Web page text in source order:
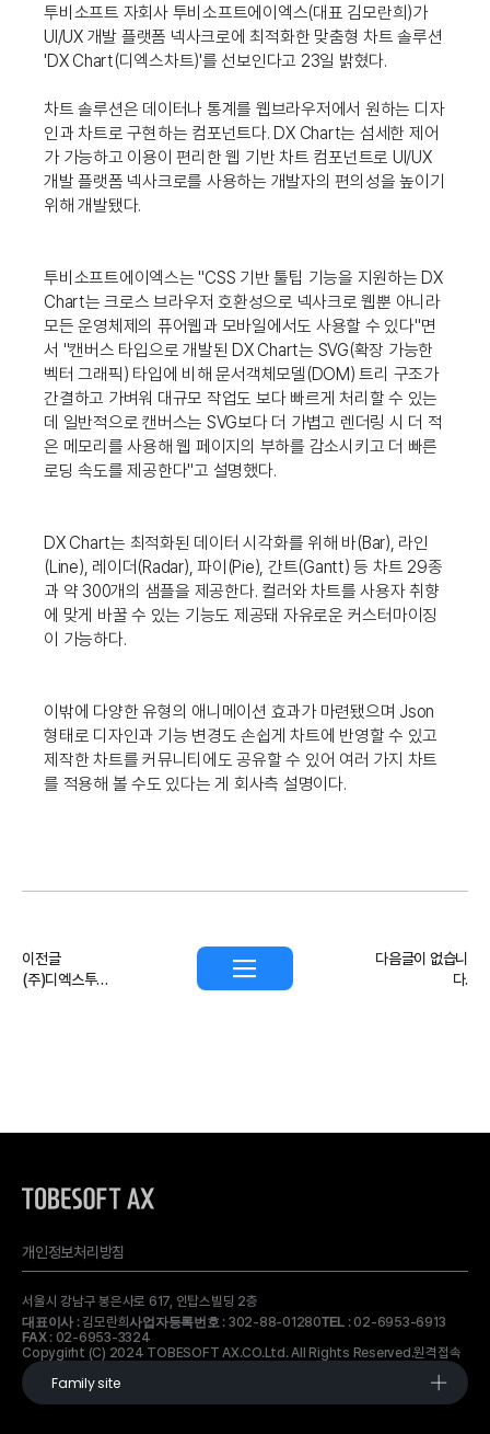
투비소프트 자회사 투비소프트에이엑스(대표 김모란희)가
UI/UX 개발 플랫폼 넥사크로에 최적화한 맞춤형 차트 솔루션
'DX Chart(디엑스차트)'를 선보인다고 23일 밝혔다.
차트 솔루션은 데이터나 통계를 웹브라우저에서 원하는 디자
인과 차트로 구현하는 컴포넌트다. DX Chart는 섬세한 제어
가 가능하고 이용이 편리한 웹 기반 차트 컴포넌트로 UI/UX
개발 플랫폼 넥사크로를 사용하는 개발자의 편의성을 높이기
위해 개발됐다.
투비소프트에이엑스는 "CSS 기반 툴팁 기능을 지원하는 DX
Chart는 크로스 브라우저 호환성으로 넥사크로 웹뿐 아니라
모든 운영체제의 퓨어웹과 모바일에서도 사용할 수 있다"면
서 "캔버스 타입으로 개발된 DX Chart는 SVG(확장 가능한
벡터 그래픽) 타입에 비해 문서객체모델(DOM) 트리 구조가
간결하고 가벼워 대규모 작업도 보다 빠르게 처리할 수 있는
데 일반적으로 캔버스는 SVG보다 더 가볍고 렌더링 시 더 적
은 메모리를 사용해 웹 페이지의 부하를 감소시키고 더 빠른
로딩 속도를 제공한다"고 설명했다.
DX Chart는 최적화된 데이터 시각화를 위해 바(Bar), 라인
(Line), 레이더(Radar), 파이(Pie), 간트(Gantt) 등 차트 29종
과 약 300개의 샘플을 제공한다. 컬러와 차트를 사용자 취향
에 맞게 바꿀 수 있는 기능도 제공돼 자유로운 커스터마이징
이 가능하다.
이밖에 다양한 유형의 애니메이션 효과가 마련됐으며 Json
형태로 디자인과 기능 변경도 손쉽게 차트에 반영할 수 있고
제작한 차트를 커뮤니티에도 공유할 수 있어 여러 가지 차트
를 적용해 볼 수도 있다는 게 회사측 설명이다.
이전글
(주)디엑스투비 > (주)투비소프트에이엑스(Tobesoft ax) 사명 변경
다음글이 없습니
다.
개인정보처리방침
서울시 강남구 봉은사로 617, 인탑스빌딩 2층
대표이사 : 김모란희사업자등록번호 : 302-88-01280TEL : 02-6953-6913
FAX: 02-6953-3324
Copygirht (C) 2024 TOBESOFT AX.CO.Ltd. All Rights Reserved.원격접속
Family site